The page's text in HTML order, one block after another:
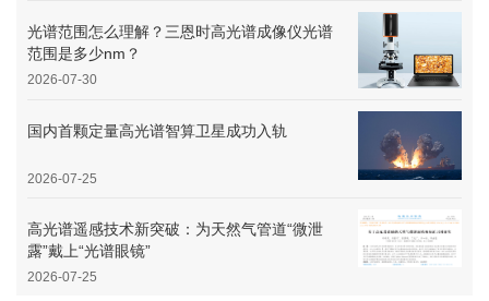
光谱范围怎么理解？三恩时高光谱成像仪光谱
范围是多少nm？
2026-07-30
国内首颗定量高光谱智算卫星成功入轨
2026-07-25
高光谱遥感技术新突破：为天然气管道“微泄
露”戴上“光谱眼镜”
2026-07-25